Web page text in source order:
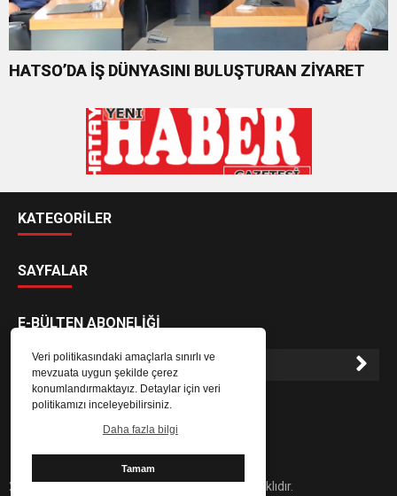
Veri politikasındaki amaçlarla sınırlı ve
mevzuata uygun şekilde çerez
konumlandırmaktayız. Detaylar için veri
politikamızı inceleyebilirsiniz.
Daha fazla bilgi
Tamam
HATSO’DA İŞ DÜNYASINI BULUŞTURAN ZİYARET
KATEGORİLER
SAYFALAR
E-BÜLTEN ABONELİĞİ
E-Bülten aboneliği ile haberlere daha hızlı erişin.
2024 Hatay Yeni Haber Gazetesi - Her hakkı saklıdır.